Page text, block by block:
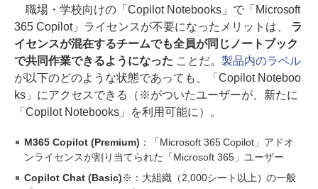
職場・学校向けの「Copilot Notebooks」で「Microsoft
365 Copilot」ライセンスが不要になったメリットは、
ラ
イセンスが混在するチームでも全員が同じノートブック
で共同作業できるようになった ことだ。 製品内のラベル
が以下のどのような状態であっても、「Copilot Noteboo
ks」にアクセスできる（※がついたユーザーが、新たに
「Copilot Notebooks」を利用可能に）。
M365 Copilot (Premium) ：「Microsoft 365 Copilot」アドオ
ンライセンスが割り当てられた「Microsoft 365」ユーザー
Copilot Chat (Basic)※：大組織（2,000シート以上）の一般